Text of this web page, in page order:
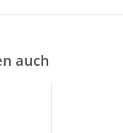
auch